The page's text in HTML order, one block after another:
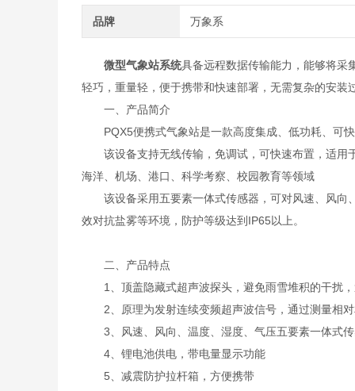
品牌 万象系
微型气象站系统具备远程数据传输能力，能够将采
轻巧，重量轻，便于携带和快速部署，无需复杂的安装
一、产品简介
PQX5便携式气象站是一款高度集成、低功耗、可快
该设备支持无线传输，免调试，可快速布置，适用
海洋、机场、港口、科学考察、校园教育等领域
该设备采用五要素一体式传感器，可对风速、风向
效对抗盐雾等环境，防护等级达到IP65以上。
二、产品特点
1、顶盖隐藏式超声波探头，避免雨雪堆积的干扰
2、原理为发射连续变频超声波信号，通过测量相
3、风速、风向、温度、湿度、气压五要素一体式
4、锂电池供电，带电量显示功能
5、减震防护拉杆箱，方便携带